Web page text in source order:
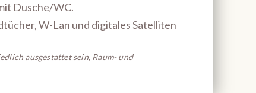
Dusche/WC.
W-Lan und digitales Satelliten
ausgestattet sein, Raum- und